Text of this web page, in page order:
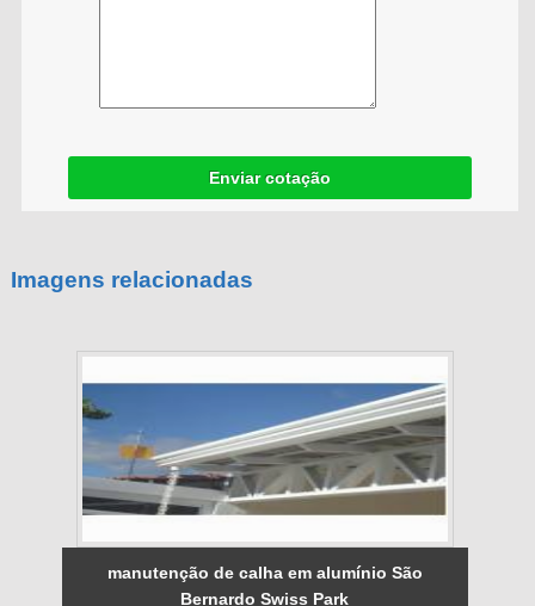
Enviar cotação
Imagens relacionadas
manutenção de calha em alumínio São
Bernardo Swiss Park